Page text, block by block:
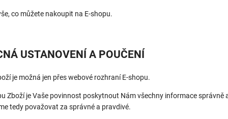
co můžete nakoupit na E-shopu.
USTANOVENÍ A POUČENÍ
je možná jen přes webové rozhraní E-shopu.
Zboží je Vaše povinnost poskytnout Nám všechny informace
tedy považovat za správné a pravdivé.